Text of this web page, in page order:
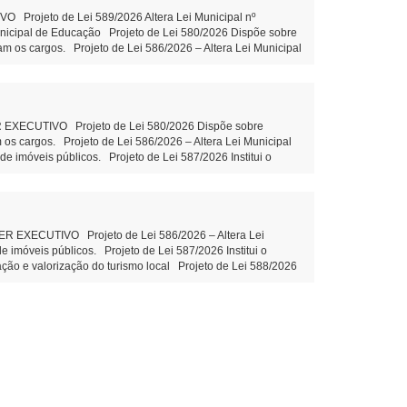
Projeto de Lei 589/2026 Altera Lei Municipal nº
de Educação Projeto de Lei 580/2026 Dispõe sobre
os cargos. Projeto de Lei 586/2026 – Altera Lei Municipal
DA CÂMARA MUNICIPAL Projeto de Lei
78/2026 Ações e execução de Limpeza no leito e
Claudio Juliane Dandolini Sônia Severiano
Projeto de Lei 580/2026 Dispõe sobre
cargos. Projeto de Lei 586/2026 – Altera Lei Municipal
imóveis públicos. Projeto de Lei 587/2026 Institui o
2ª votação Objetivo: suprir lacuna normativa interna
de imóveis públicos – aguarda 2ª votação
DA CÂMARA MUNICIPAL Projeto de Lei
Autor: Vereador Evandro – Tramitação Legal
Sônia Severiano Leite
Projeto de Lei 586/2026 – Altera Lei
imóveis públicos. Projeto de Lei 587/2026 Institui o
e valorização do turismo local Projeto de Lei 588/2026